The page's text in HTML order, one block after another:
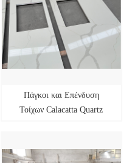
Πάγκοι και Επένδυση
Τοίχων Calacatta Quartz